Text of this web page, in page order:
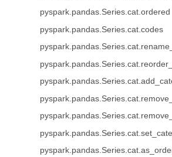
pyspark.pandas.Series.cat.ordered
pyspark.pandas.Series.cat.codes